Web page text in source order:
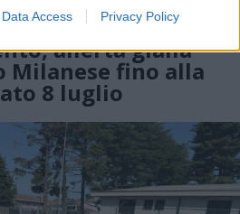
Data Access Privacy Policy
allerta gialla
Milanese fino alla
8 luglio